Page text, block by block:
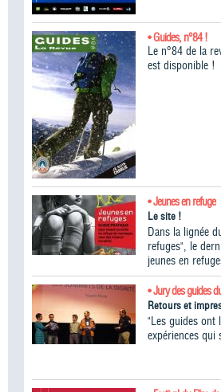
• Guides, n°84 !
Le n°84 de la
est disponible !
• Jeunes en refuge
Le site !
Dans la lignée
refuges", le
jeunes en
• Jury des guides
Retours et
"Les guides ont
expériences qui